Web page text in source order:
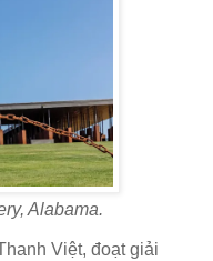
Alabama.
Việt, đoạt giải